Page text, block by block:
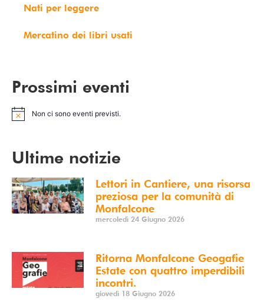
Nati per leggere
Mercatino dei libri usati
Prossimi eventi
NoticeNon ci sono eventi previsti.
Ultime notizie
Lettori in Cantiere, una risorsa
preziosa per la comunità di
Monfalcone
mercoledì 24 Giugno 2026
Ritorna Monfalcone Geogafie
Estate con quattro imperdibili
incontri.
giovedì 18 Giugno 2026